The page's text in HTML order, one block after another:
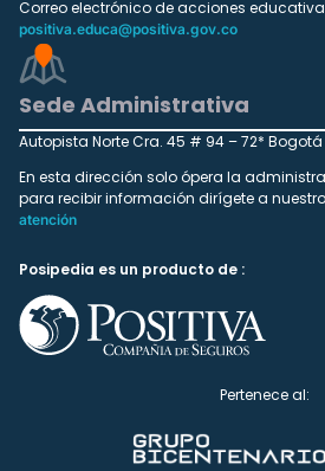
Correo electrónico de acciones
positiva.educa@positiva.gov.co
Sede Administrativa
Autopista Norte Cra. 45 # 94 – 72* Bogotá
En esta dirección solo ópera la
para recibir información dirígete a
atención
Posipedia es un producto de :
Pertenece al: